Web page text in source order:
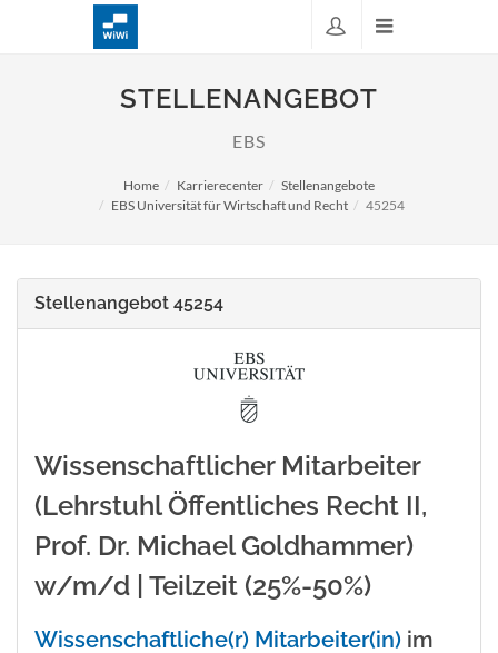
STELLENANGEBOT
EBS
Home Karrierecenter
Stellenangebote
EBS Universität für Wirtschaft und Recht
45254
Stellenangebot 45254
Wissenschaftlicher Mitarbeiter
(Lehrstuhl Öffentliches Recht II,
Prof. Dr. Michael Goldhammer)
w/m/d | Teilzeit (25%-50%)
Wissenschaftliche(r) Mitarbeiter(in) im